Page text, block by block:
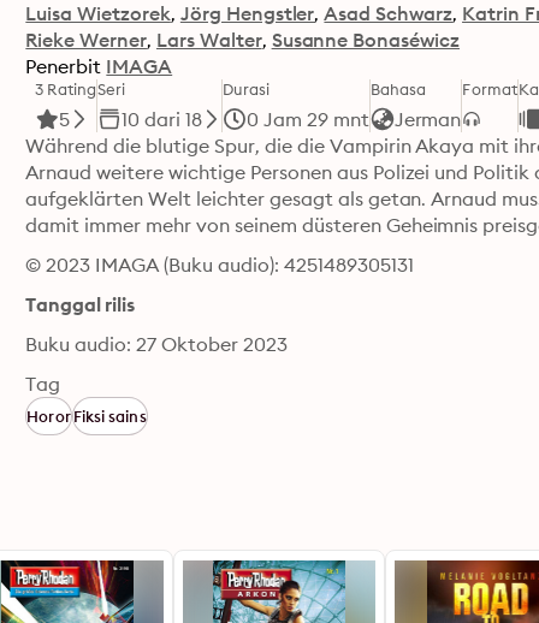
Luisa Wietzorek Jörg Hengstler Asad Schwarz Katrin
Rieke Werner Lars Walter Susanne Bonaséwicz
Penerbit IMAGA
3 Rating
5
Seri
10 dari 18
Durasi
0 Jam 29 mnt
Bahasa
Jerman
Format
Während die blutige Spur, die die Vampirin Akaya mit
Arnaud weitere wichtige Personen aus Polizei und
aufgeklärten Welt leichter gesagt als getan. Arnaud
damit immer mehr von seinem düsteren Geheimnis
© 2023 IMAGA (Buku audio): 4251489305131
Tanggal rilis
Buku audio: 27 Oktober 2023
Tag
HororFiksi sains